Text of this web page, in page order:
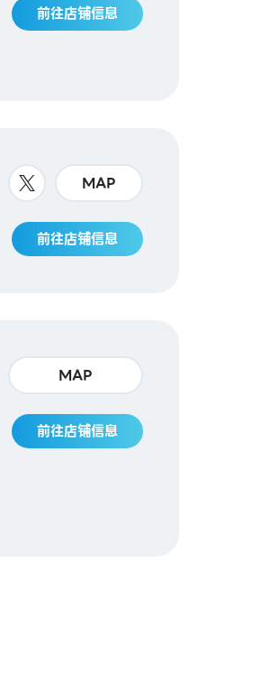
前往店铺信息
MAP
前往店铺信息
MAP
前往店铺信息